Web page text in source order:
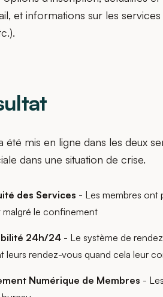
et informations sur les
été mis en ligne dans les deux
dans une situation de crise.
des Services - Les membres ont
malgré le confinement
24h/24 - Le système de
leurs rendez-vous quand cela leur
Numérique de Membres -